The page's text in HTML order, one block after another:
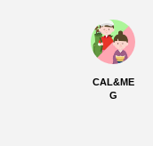
CAL&ME
G